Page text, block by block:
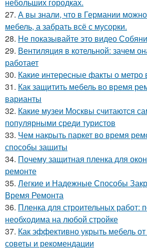
27. А вы знали, что в Германии
мебель, а забрать всё с мусорки.
28. Не показывайте это видео
29. Вентиляция в котельной: зачем
работает
30. Какие интересные факты о метро
31. Как защитить мебель во время
варианты
32. Какие музеи Москвы считаются
популярными среди туристов
33. Чем накрыть паркет во время
способы защиты
34. Почему защитная пленка для
ремонте
35. Легкие и Надежные Способы
Время Ремонта
36. Пленка для строительных работ:
необходима на любой стройке
37. Как эффективно укрыть мебель
советы и рекомендации